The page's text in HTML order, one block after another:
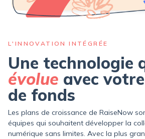
L'INNOVATION INTÉGRÉE
Une technologie
évolue avec
de fonds
Les plans de croissance de RaiseNow
équipes qui souhaitent développer la
numérique sans limites. Avec la plus